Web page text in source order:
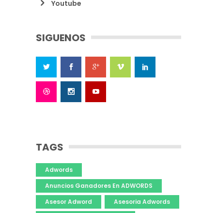
Youtube
SIGUENOS
TAGS
Adwords
Anuncios Ganadores En ADWORDS
Asesor Adword
Asesoria Adwords